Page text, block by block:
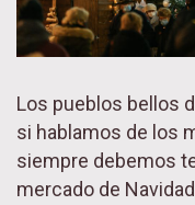
Los pueblos bellos
si hablamos de los
siempre debemos
mercado de